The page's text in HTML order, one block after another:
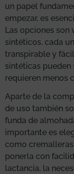
un papel
empezar, es
Las opciones son
sintéticos, cada
transpirable y
sintéticas pueden
requieren menos
Aparte de la
de uso también
funda de
importante es
como
ponerla con
lactancia, la